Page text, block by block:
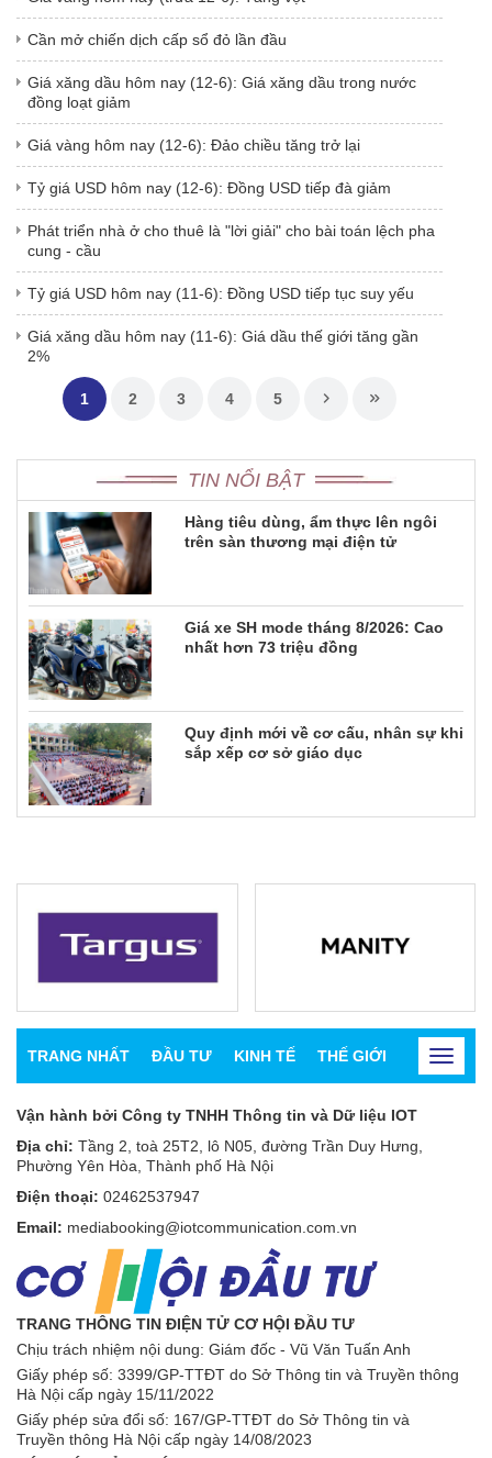
Cần mở chiến dịch cấp sổ đỏ lần đầu
Giá xăng dầu hôm nay (12-6): Giá xăng dầu trong nước
đồng loạt giảm
Giá vàng hôm nay (12-6): Đảo chiều tăng trở lại
Tỷ giá USD hôm nay (12-6): Đồng USD tiếp đà giảm
Phát triển nhà ở cho thuê là "lời giải" cho bài toán lệch pha
cung - cầu
Tỷ giá USD hôm nay (11-6): Đồng USD tiếp tục suy yếu
Giá xăng dầu hôm nay (11-6): Giá dầu thế giới tăng gần
2%
1 2 3 4 5
TIN NỔI BẬT
Hàng tiêu dùng, ẩm thực lên ngôi
trên sàn thương mại điện tử
Giá xe SH mode tháng 8/2026: Cao
nhất hơn 73 triệu đồng
Quy định mới về cơ cấu, nhân sự khi
sắp xếp cơ sở giáo dục
TRANG NHẤT ĐẦU TƯ KINH TẾ THẾ GIỚI CHỨNG
Toggle
Vận hành bởi Công ty TNHH Thông tin và Dữ liệu IOT
Địa chỉ: Tầng 2, toà 25T2, lô N05, đường Trần Duy Hưng,
Phường Yên Hòa, Thành phố Hà Nội
Điện thoại: 02462537947
Email: mediabooking@iotcommunication.com.vn
TRANG THÔNG TIN ĐIỆN TỬ CƠ HỘI ĐẦU TƯ
Chịu trách nhiệm nội dung: Giám đốc - Vũ Văn Tuấn Anh
Giấy phép số: 3399/GP-TTĐT do Sở Thông tin và Truyền thông
Hà Nội cấp ngày 15/11/2022
Giấy phép sửa đổi số: 167/GP-TTĐT do Sở Thông tin và
Truyền thông Hà Nội cấp ngày 14/08/2023